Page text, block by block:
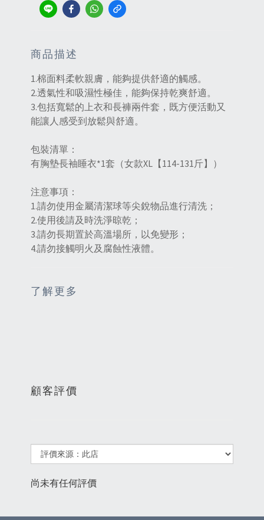
商品描述
1.棉面料柔軟親膚，能夠提供舒適的觸感。
2.透氣性和吸濕性極佳，能夠保持乾爽舒適。
3.包括寬鬆的上衣和長褲兩件套，既方便活動又
能讓人感受到放鬆與舒適‌。
包裝清單：
有胸墊長袖睡衣*1套（女款XL【114-131斤】）
注意事項：
1.請勿使用金屬清潔球等尖銳物品進行清洗；
2.使用後請及時洗淨晾乾；
3.請勿長期置於高溫場所，以免變形；
4.請勿接觸明火及腐蝕性液體。
了解更多
顧客評價
尚未有任何評價